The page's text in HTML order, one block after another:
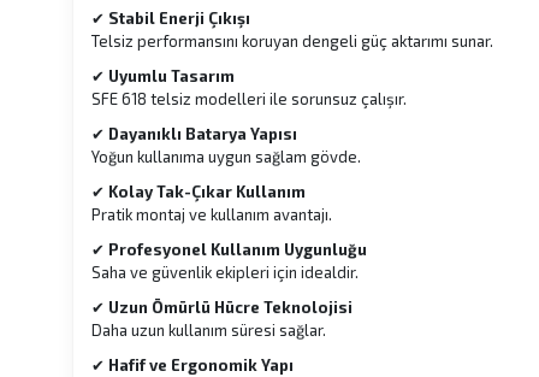
✔ Stabil Enerji Çıkışı
Telsiz performansını koruyan dengeli güç aktarımı sunar.
✔ Uyumlu Tasarım
SFE 618 telsiz modelleri ile sorunsuz çalışır.
✔ Dayanıklı Batarya Yapısı
Yoğun kullanıma uygun sağlam gövde.
✔ Kolay Tak-Çıkar Kullanım
Pratik montaj ve kullanım avantajı.
✔ Profesyonel Kullanım Uygunluğu
Saha ve güvenlik ekipleri için idealdir.
✔ Uzun Ömürlü Hücre Teknolojisi
Daha uzun kullanım süresi sağlar.
✔ Hafif ve Ergonomik Yapı